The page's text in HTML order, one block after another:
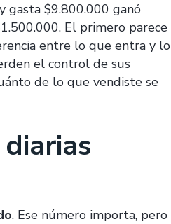
gasta $9.800.000 ganó
El primero parece
entre lo que entra y lo
el control de sus
de lo que vendiste se
. Ese número importa, pero